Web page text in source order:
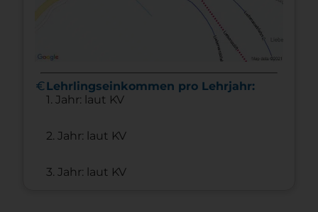
euroLehrlingseinkommen pro Lehrjahr:
1. Jahr: laut KV
2. Jahr: laut KV
3. Jahr: laut KV